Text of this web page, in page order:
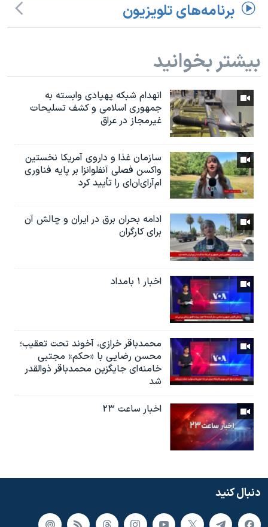
برنامه‌های تلویزیون
بیشتر بخوانید
انهدام شبکه پهپادی وابسته به
جمهوری اسلامی و کشف تسلیحات
غیرمجاز در عراق
سازمان غذا و داروی آمریکا نخستین
واکسن فصلی آنفلوانزا بر پایه فناوری
ام‌آر‌ای‌ان‌ای را تأیید کرد
ادامه بحران برق در ایران و چالش آن
برای کارگران
اخبار ۱ بامداد
محمدباقر خرازی، آخوند تحت تعقیب؛
محسن رضایی با «حکم» مجتبی
خامنه‌ای جایگزین محمدباقر ذوالقدر
شد
اخبار ساعت ۲۳
دنبال کنید